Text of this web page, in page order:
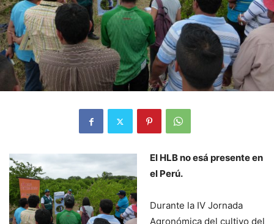
El HLB no esá presente en
el Perú.
Durante la IV Jornada
Agronómica del cultivo del